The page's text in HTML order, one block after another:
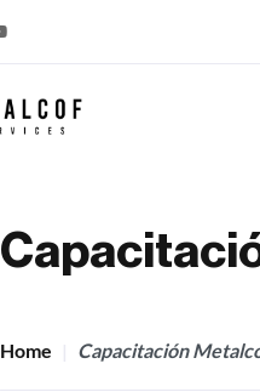
Home Capacitación